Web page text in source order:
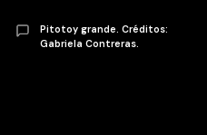
Pitotoy grande. Créditos:
Gabriela Contreras.